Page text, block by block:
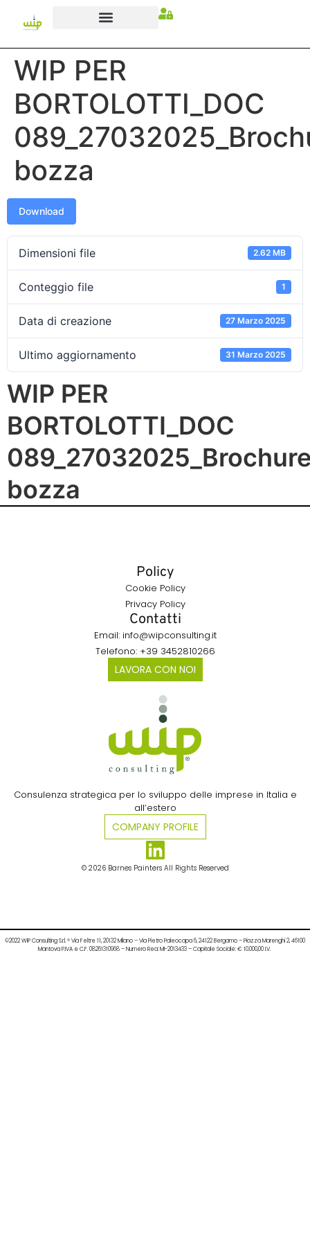
WIP PER
BORTOLOTTI_DOC
bozza
Download
Dimensioni file 2.62 MB
Conteggio file 1
Data di creazione 27 Marzo 2025
Ultimo aggiornamento 31 Marzo 2025
WIP PER
BORTOLOTTI_DOC
bozza
Consulenza strategica per lo sviluppo delle imprese in Italia e
all’estero​
COMPANY PROFILE
© 2026 Barnes Painters All Rights Reserved
Policy
Cookie Policy
Privacy Policy
Contatti
Email: info@wipconsulting.it
Telefono: +39 3452810266
LAVORA CON NOI
©2022 WIP Consulting S.r.l. ® Via Feltre 11, 20132 Milano – Via Pietro Paleocapa 6, 24122 Bergamo – Piazza Marenghi 2, 46100
Mantova P.IVA e C.F. 08261310968 – Numero Rea: MI-2013433 – Capitale Sociale: € 10.000,00 I.V.